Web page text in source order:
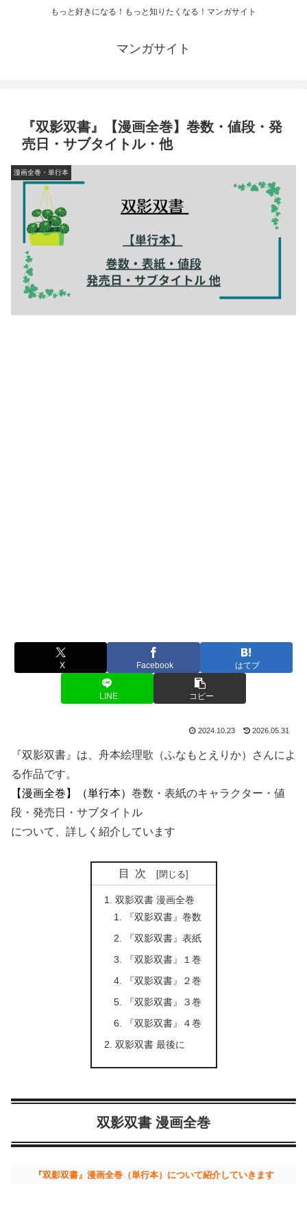
もっと好きになる！もっと知りたくなる！マンガサイト
マンガサイト
『双影双書』【漫画全巻】巻数・値段・発
売日・サブタイトル・他
漫画全巻・単行本
X Facebook はてブ
LINE コピー
2024.10.23 2026.05.31
『双影双書』は、舟本絵理歌（ふなもとえりか）さんによ
る作品です。
【漫画全巻】（単行本） 巻数・表紙のキャラクター・値
段・発売日・サブタイトル
について、詳しく紹介しています
目次
双影双書 漫画全巻
『双影双書』巻数
『双影双書』表紙
『双影双書』１巻
『双影双書』２巻
『双影双書』３巻
『双影双書』４巻
双影双書 最後に
双影双書 漫画全巻
『双影双書』漫画全巻（単行本）について紹介していきます